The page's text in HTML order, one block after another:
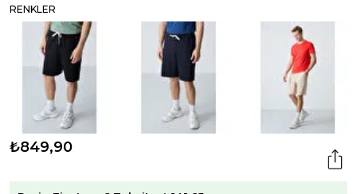
RENKLER
₺849,90